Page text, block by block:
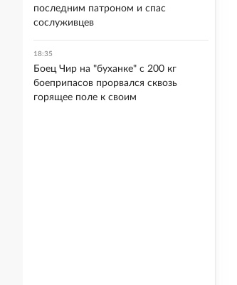
последним патроном и спас
сослуживцев
18:35
Боец Чир на "буханке" с 200 кг
боеприпасов прорвался сквозь
горящее поле к своим